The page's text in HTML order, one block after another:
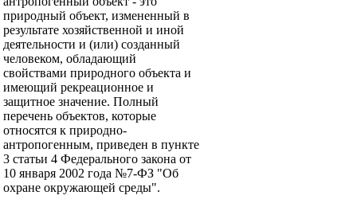
природный объект, измененный в
результате хозяйственной и иной
деятельности и (или) созданный
человеком, обладающий
свойствами природного объекта и
имеющий рекреационное и
защитное значение. Полный
перечень объектов, которые
относятся к природно-
антропогенным, приведен в пункте
3 статьи 4 Федерального закона от
10 января 2002 года №7-ФЗ "Об
охране окружающей среды".